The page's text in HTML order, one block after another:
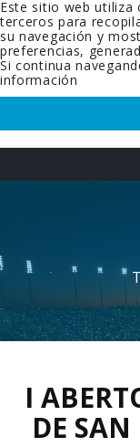
Este sitio web utiliza
terceros para
su navegación y
preferencias,
Si continua
información
I
DE